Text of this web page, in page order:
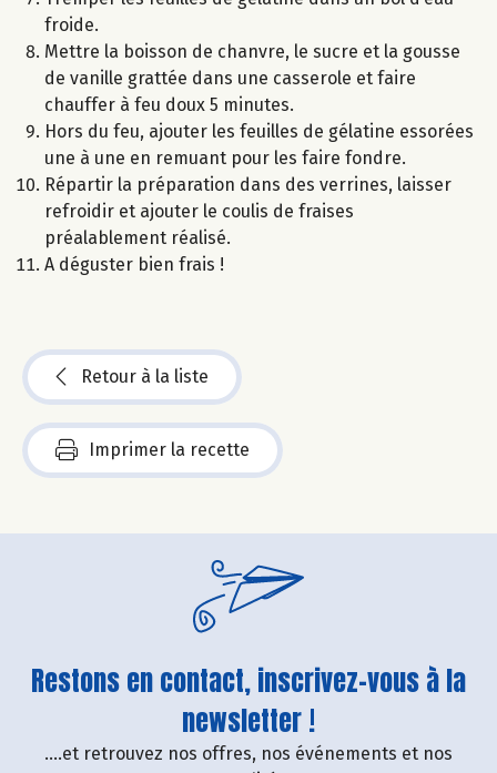
froide.
Mettre la boisson de chanvre, le sucre et la gousse
de vanille grattée dans une casserole et faire
chauffer à feu doux 5 minutes.
Hors du feu, ajouter les feuilles de gélatine essorées
une à une en remuant pour les faire fondre.
Répartir la préparation dans des verrines, laisser
refroidir et ajouter le coulis de fraises
préalablement réalisé.
A déguster bien frais !
Retour à la liste
Imprimer la recette
Restons en contact, inscrivez-vous à la
newsletter !
....et retrouvez nos offres, nos événements et nos